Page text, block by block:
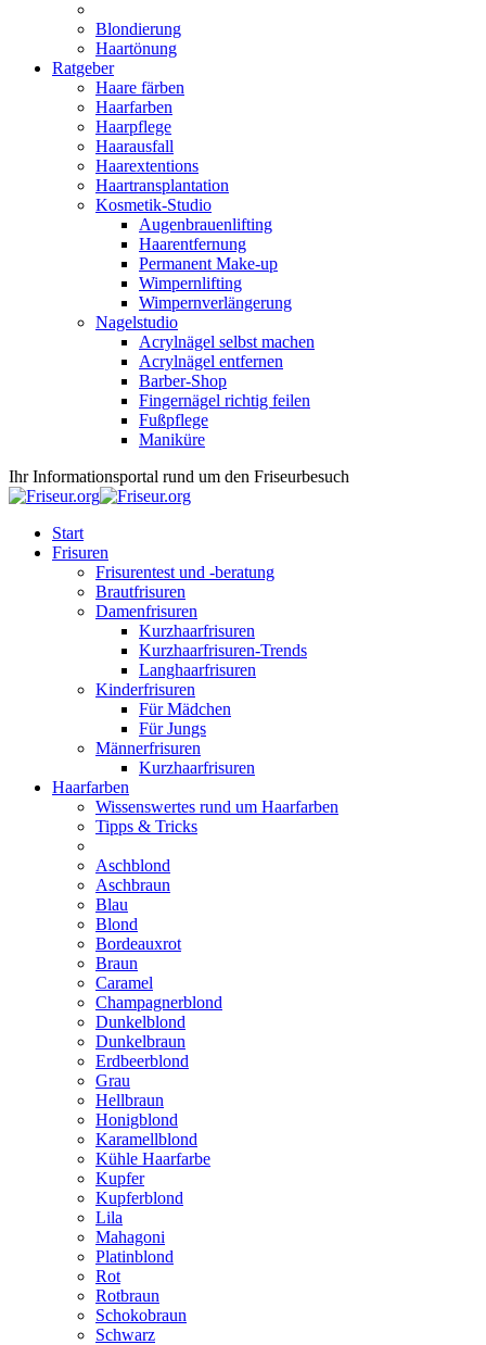
Blondierung
Haartönung
Ratgeber
Haare färben
Haarfarben
Haarpflege
Haarausfall
Haarextentions
Haartransplantation
Kosmetik-Studio
Augenbrauenlifting
Haarentfernung
Permanent Make-up
Wimpernlifting
Wimpernverlängerung
Nagelstudio
Acrylnägel selbst machen
Acrylnägel entfernen
Barber-Shop
Fingernägel richtig feilen
Fußpflege
Maniküre
Ihr Informationsportal rund um den Friseurbesuch
Start
Frisuren
Frisurentest und -beratung
Brautfrisuren
Damenfrisuren
Kurzhaarfrisuren
Kurzhaarfrisuren-Trends
Langhaarfrisuren
Kinderfrisuren
Für Mädchen
Für Jungs
Männerfrisuren
Kurzhaarfrisuren
Haarfarben
Wissenswertes rund um Haarfarben
Tipps & Tricks
Aschblond
Aschbraun
Blau
Blond
Bordeauxrot
Braun
Caramel
Champagnerblond
Dunkelblond
Dunkelbraun
Erdbeerblond
Grau
Hellbraun
Honigblond
Karamellblond
Kühle Haarfarbe
Kupfer
Kupferblond
Lila
Mahagoni
Platinblond
Rot
Rotbraun
Schokobraun
Schwarz